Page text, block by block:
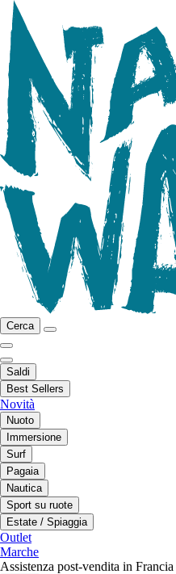
Cerca
Saldi
Best Sellers
Novità
Nuoto
Immersione
Surf
Pagaia
Nautica
Sport su ruote
Estate / Spiaggia
Outlet
Marche
Assistenza post-vendita in Francia